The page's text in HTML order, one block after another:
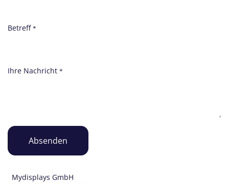
Betreff *
Ihre Nachricht *
Absenden
Mydisplays GmbH